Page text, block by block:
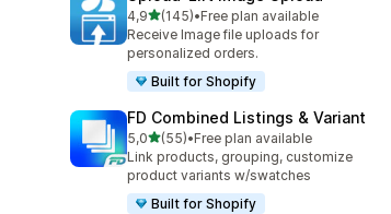
4,9de 5 estrelas
(145)
145 total de avaliações
•Free plan available
Receive Image file uploads for
personalized orders.
Built for Shopify
FD Combined Listings & Variant
5,0de 5 estrelas
(55)
55 total de avaliações
•Free plan available
Link products, grouping, customize
product variants w/swatches
Built for Shopify